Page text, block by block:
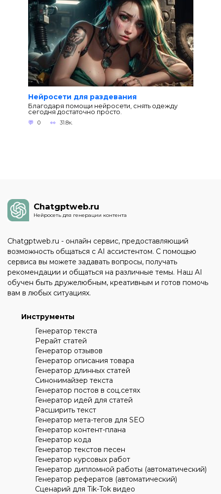
Нейросети для раздевания
Благодаря помощи нейросети, снять одежду
сегодня достаточно просто.
0 31.8к.
Chatgptweb.ru
Нейросеть для генерации контента
Chatgptweb.ru - онлайн сервис, предоставляющий
возможность общаться с AI ассистентом. С помощью
сервиса вы можете задавать вопросы, получать
рекомендации и общаться на различные темы. Наш AI
обучен быть дружелюбным, креативным и готов помочь
вам в любых ситуациях.
Инструменты
Генератор текста
Рерайт статей
Генератор отзывов
Генератор описания товара
Генератор длинных статей
Синонимайзер текста
Генератор постов в соц.сетях
Генератор идей для статей
Расширить текст
Генератор мета-тегов для SEO
Генератор контент-плана
Генератор кода
Генератор текстов песен
Генератор курсовых работ
Генератор дипломной работы (автоматический)
Генератор рефератов (автоматический)
Сценарий для Tik-Tok видео